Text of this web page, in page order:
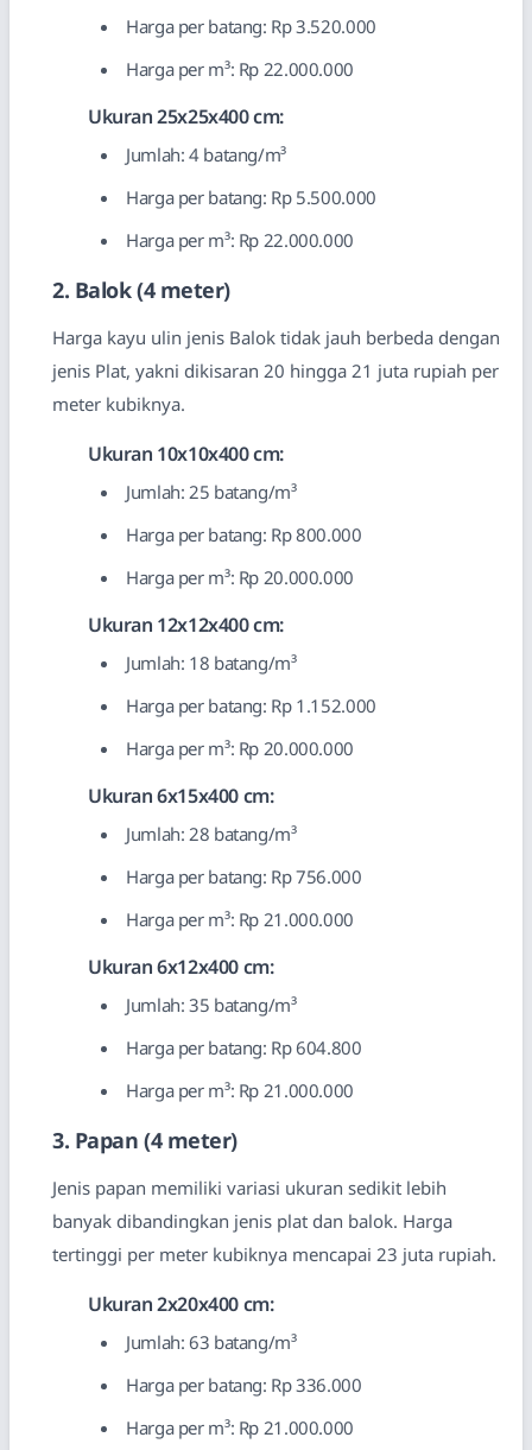
Harga per batang: Rp 3.520.000
Harga per m³: Rp 22.000.000
Ukuran 25x25x400 cm:
Jumlah: 4 batang/m³
Harga per batang: Rp 5.500.000
Harga per m³: Rp 22.000.000
2. Balok (4 meter)
Harga kayu ulin jenis Balok tidak jauh berbeda dengan
jenis Plat, yakni dikisaran 20 hingga 21 juta rupiah per
meter kubiknya.
Ukuran 10x10x400 cm:
Jumlah: 25 batang/m³
Harga per batang: Rp 800.000
Harga per m³: Rp 20.000.000
Ukuran 12x12x400 cm:
Jumlah: 18 batang/m³
Harga per batang: Rp 1.152.000
Harga per m³: Rp 20.000.000
Ukuran 6x15x400 cm:
Jumlah: 28 batang/m³
Harga per batang: Rp 756.000
Harga per m³: Rp 21.000.000
Ukuran 6x12x400 cm:
Jumlah: 35 batang/m³
Harga per batang: Rp 604.800
Harga per m³: Rp 21.000.000
3. Papan (4 meter)
Jenis papan memiliki variasi ukuran sedikit lebih
banyak dibandingkan jenis plat dan balok. Harga
tertinggi per meter kubiknya mencapai 23 juta rupiah.
Ukuran 2x20x400 cm:
Jumlah: 63 batang/m³
Harga per batang: Rp 336.000
Harga per m³: Rp 21.000.000